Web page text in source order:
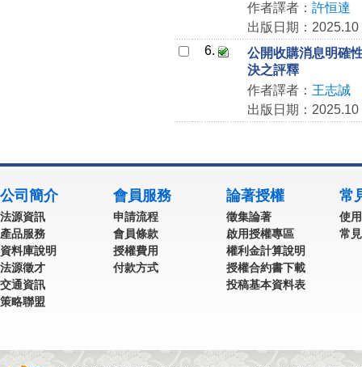
作者譯者： 許恒達
出版日期：2025.10
6.
公開收購消息明確
決之評釋
作者譯者： 王志誠
出版日期：2025.10
公司簡介
法源資訊
產品服務
資料庫說明
法源徵才
交通資訊
策略聯盟
會員服務
申請流程
會員條款
授權費用
付款方式
論著授權
徵集論著
啟用授權專區
權利金計算說明
授權合約書下載
投稿基本資料表
常
使
常